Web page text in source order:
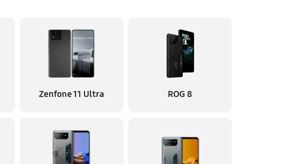
Zenfone 11 Ultra ROG 8